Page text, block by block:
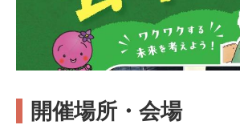
開催場所・会場